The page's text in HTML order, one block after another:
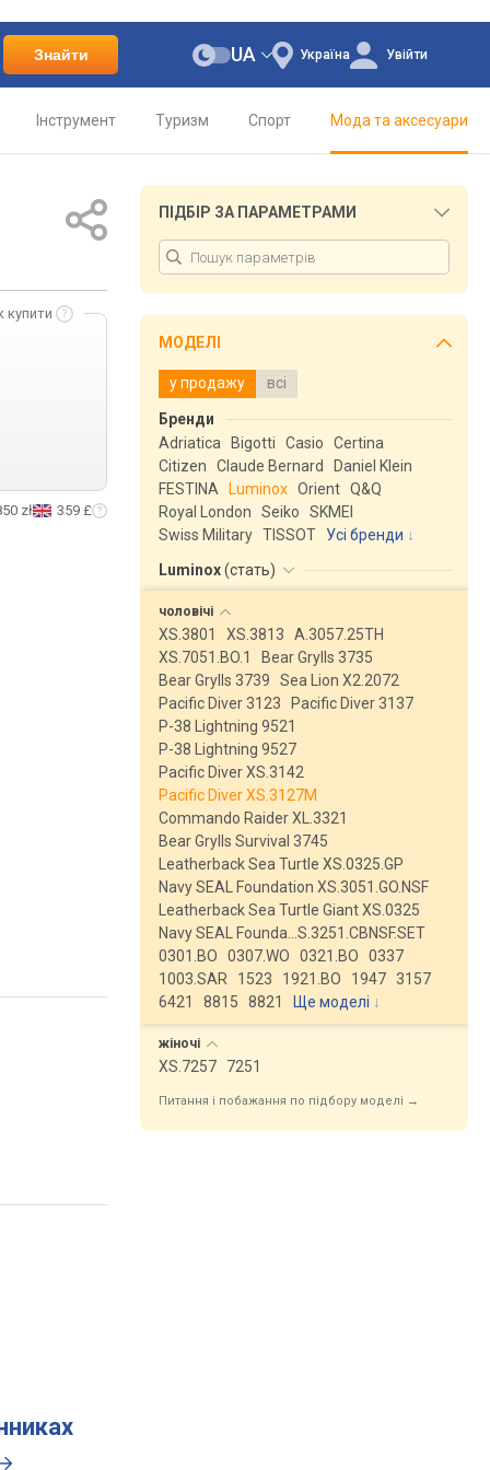
Знайти Україна
UA Увійти
Інструмент Туризм Спорт Мода та аксесуари
купити
zł 359 £
ПІДБІР ЗА ПАРАМЕТРАМИ
МОДЕЛІ
у продажу всі
Бренди
Adriatica
Bigotti Casio
Certina
Citizen
Claude Bernard
Daniel Klein
FESTINA
Luminox Orient Q&Q
Royal London
Seiko
SKMEI
Swiss Military TISSOT
Усі бренди
Luminox(стать)
чоловічі
XS.3801 XS.3813
A.3057.25TH
XS.7051.BO.1
Bear Grylls 3735
Bear Grylls 3739
Sea Lion X2.2072
Pacific Diver 3123
Pacific Diver 3137
P-38 Lightning 9521
P-38 Lightning 9527
Pacific Diver XS.3142
Pacific Diver XS.3127M
Commando Raider XL.3321
Bear Grylls Survival 3745
Leatherback Sea Turtle XS.0325.GP
Navy SEAL Foundation XS.3051.GO.NSF
Leatherback Sea Turtle Giant XS.0325
Navy SEAL Founda…S.3251.CBNSF.SET
0301.BO
0307.WO 0321.BO
0337
1003.SAR
1523 1921.BO 1947 3157
6421
8815 8821 Ще моделі ↓
жіночі
XS.7257 7251
Питання і побажання по підбору моделі →